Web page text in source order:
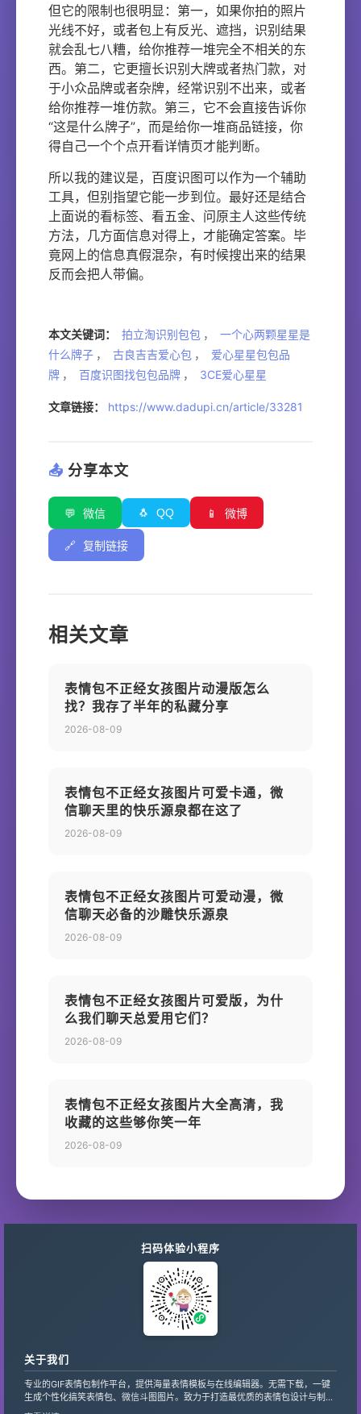
但它的限制也很明显：第一，如果你拍的照片
光线不好，或者包上有反光、遮挡，识别结果
就会乱七八糟，给你推荐一堆完全不相关的东
西。第二，它更擅长识别大牌或者热门款，对
于小众品牌或者杂牌，经常识别不出来，或者
给你推荐一堆仿款。第三，它不会直接告诉你
“这是什么牌子”，而是给你一堆商品链接，你
得自己一个个点开看详情页才能判断。
所以我的建议是，百度识图可以作为一个辅助
工具，但别指望它能一步到位。最好还是结合
上面说的看标签、看五金、问原主人这些传统
方法，几方面信息对得上，才能确定答案。毕
竟网上的信息真假混杂，有时候搜出来的结果
反而会把人带偏。
本文关键词： 拍立淘识别包包 ，
一个心两颗星星是
什么牌子 ， 古良吉吉爱心包 ，
爱心星星包包品
牌 ， 百度识图找包包品牌 ， 3CE爱心星星
文章链接： https://www.dadupi.cn/article/33281
📤 分享本文
💬 微信 🐧 QQ 📱 微博
🔗 复制链接
相关文章
表情包不正经女孩图片动漫版怎么
找？我存了半年的私藏分享
2026-08-09
表情包不正经女孩图片可爱卡通，微
信聊天里的快乐源泉都在这了
2026-08-09
表情包不正经女孩图片可爱动漫，微
信聊天必备的沙雕快乐源泉
2026-08-09
表情包不正经女孩图片可爱版，为什
么我们聊天总爱用它们？
2026-08-09
表情包不正经女孩图片大全高清，我
收藏的这些够你笑一年
2026-08-09
扫码体验小程序
关于我们
专业的GIF表情包制作平台，提供海量表情模板与在线编辑器。无需下载，一键
生成个性化搞笑表情包、微信斗图图片。致力于打造最优质的表情包设计与制作
服务，支持自定义文字、贴纸，让创意轻松变现。